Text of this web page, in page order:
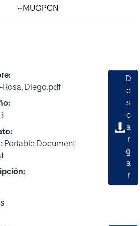
~MUGPCN
Rosa, Diego.pdf
Portable Document
D
e
s
c
a
r
g
a
r